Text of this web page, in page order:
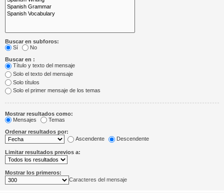
Buscar en subforos:
Sí
No
Buscar en :
Título y texto del mensaje
Solo el texto del mensaje
Solo títulos
Solo el primer mensaje de los temas
Mostrar resultados como:
Mensajes
Temas
Ordenar resultados por:
Ascendente
Descendente
Limitar resultados previos a:
Mostrar los primeros:
Caracteres del mensaje